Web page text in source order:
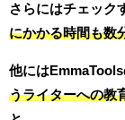
さらにはチェック
にかかる時間も数
他にはEmmaTools
うライターへの教